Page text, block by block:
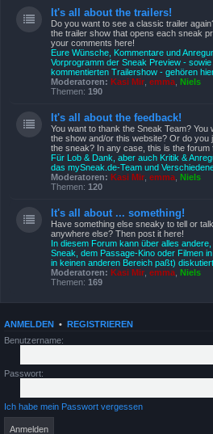
It's all about the trailers!
Do you want to see a classic trailer
the trailer show that opens each sneak
your comments here!
Eure Wünsche, Kommentare und
Vorprogramm der Sneak Preview -
kommentierten Trailershow - gehören
Moderatoren: Kasi Mir emma Niels
Themen: 190
It's all about the feedback!
You want to thank the Sneak Team?
the show and/or this website? Or do
the sneak? In any case, this is the forum
Für Lob & Dank, aber auch Kritik &
das mySneak.de-Team und
Moderatoren: Kasi Mir emma Niels
Themen: 120
It's all about ... something!
Have something else sneaky to tell or
anywhere else? Then post it here!
In diesem Forum kann über alles
Sneak, dem Passage-Kino oder Filmen
in keinen anderen Bereich paßt)
Moderatoren: Kasi Mir emma Niels
Themen: 169
ANMELDEN • REGISTRIEREN
Benutzername:
Passwort:
Ich habe mein Passwort vergessen